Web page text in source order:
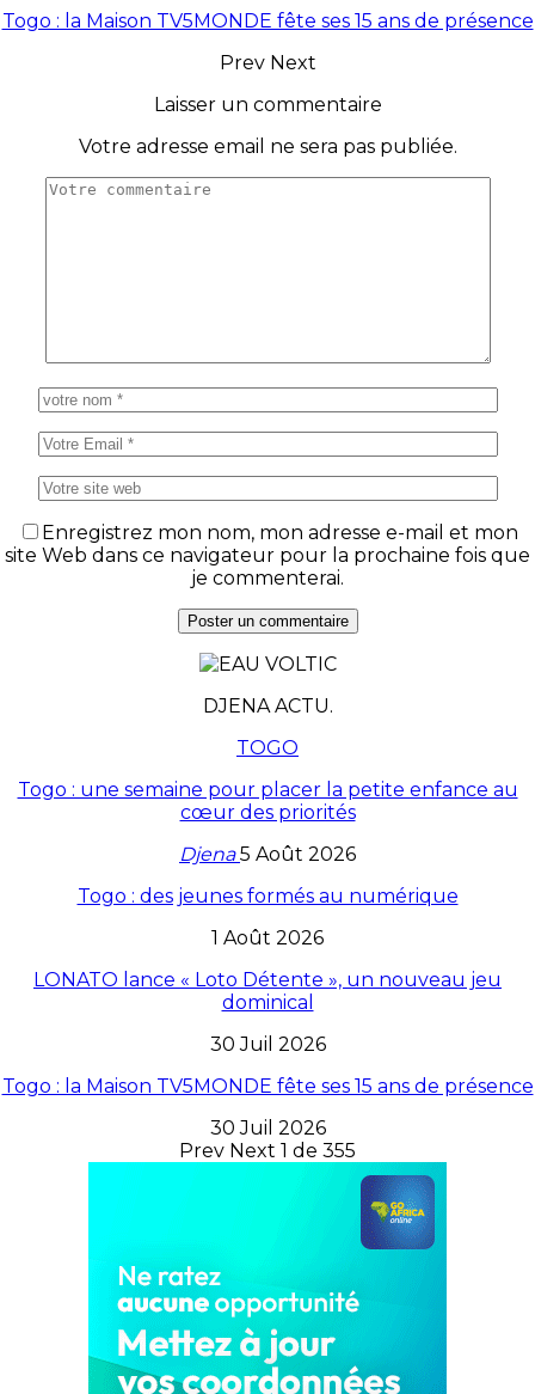
Togo : la Maison TV5MONDE fête ses 15 ans de présence
Prev Next
Laisser un commentaire
Votre adresse email ne sera pas publiée.
Enregistrez mon nom, mon adresse e-mail et mon
site Web dans ce navigateur pour la prochaine fois que
je commenterai.
DJENA ACTU.
TOGO
Togo : une semaine pour placer la petite enfance au
cœur des priorités
Djena5 Août 2026
Togo : des jeunes formés au numérique
1 Août 2026
LONATO lance « Loto Détente », un nouveau jeu
dominical
30 Juil 2026
Togo : la Maison TV5MONDE fête ses 15 ans de présence
30 Juil 2026
Prev Next 1 de 355